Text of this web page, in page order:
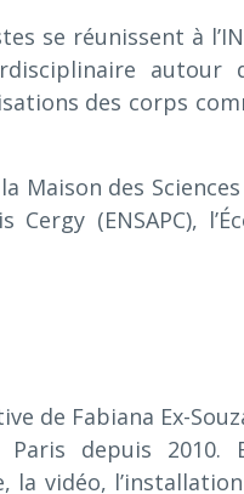
se réunissent à
autour
des corps
Maison des
(ENSAPC),
de Fabiana Ex-
depuis 2010.
la vidéo,